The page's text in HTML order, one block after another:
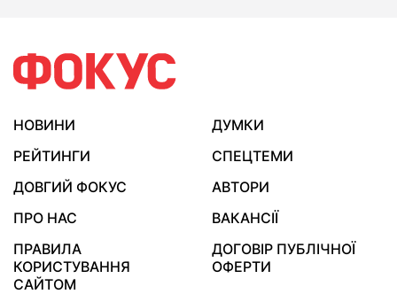
НОВИНИ
ДУМКИ
РЕЙТИНГИ
СПЕЦТЕМИ
ДОВГИЙ ФОКУС
АВТОРИ
ПРО НАС
ВАКАНСІЇ
ПРАВИЛА
КОРИСТУВАННЯ
САЙТОМ
ДОГОВІР ПУБЛІЧНОЇ
ОФЕРТИ